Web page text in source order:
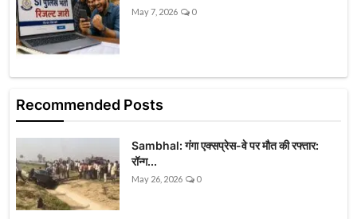
May 7, 2026 0
Recommended Posts
Sambhal: गंगा एक्सप्रेस-वे पर मौत की रफ्तार:
रॉन्ग...
May 26, 2026 0